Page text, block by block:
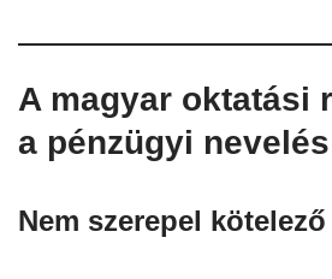
A magyar oktatási
a pénzügyi
Nem szerepel